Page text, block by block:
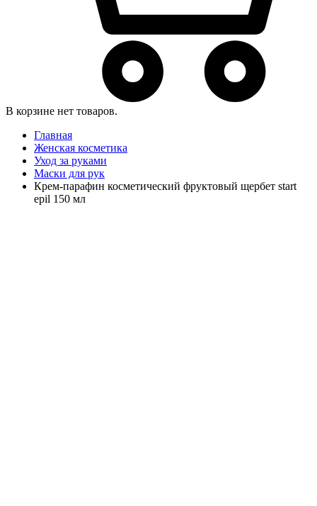
В корзине нет товаров.
Главная
Женская косметика
Уход за руками
Маски для рук
Крем-парафин косметический фруктовый щербет start
epil 150 мл